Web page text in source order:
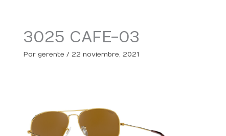
3025 CAFE-03
Por gerente / 22 noviembre, 2021